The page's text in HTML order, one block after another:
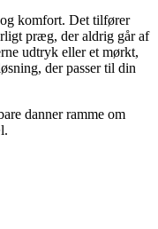
komfort. Det tilfører
præg, der aldrig går af
udtryk eller et mørkt,
der passer til din
danner ramme om